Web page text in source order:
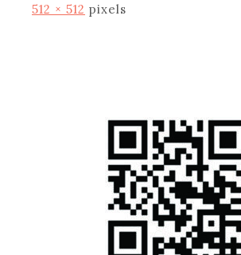
512 × 512 pixels